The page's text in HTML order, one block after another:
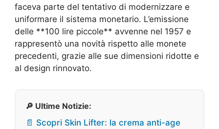
faceva parte del tentativo di modernizzare e
uniformare il sistema monetario. L’emissione
delle **100 lire piccole** avvenne nel 1957 e
rappresentò una novità rispetto alle monete
precedenti, grazie alle sue dimensioni ridotte e
al design rinnovato.
🔎 Ultime Notizie:
📄 Scopri Skin Lifter: la crema anti-age